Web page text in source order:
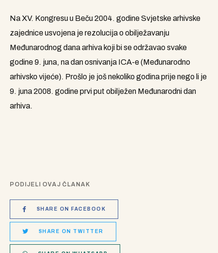
Na XV. Kongresu u Beču 2004. godine Svjetske arhivske
zajednice usvojena je rezolucija o obilježavanju
Međunarodnog dana arhiva koji bi se održavao svake
godine 9. juna, na dan osnivanja ICA-e (Međunarodno
arhivsko vijeće). Prošlo je još nekoliko godina prije nego li je
9. juna 2008. godine prvi put obilježen Međunarodni dan
arhiva.
PODIJELI OVAJ ČLANAK
SHARE ON FACEBOOK
SHARE ON TWITTER